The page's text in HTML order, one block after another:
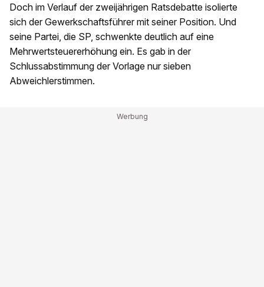
Doch im Verlauf der zweijährigen Ratsdebatte isolierte
sich der Gewerkschaftsführer mit seiner Position. Und
seine Partei, die SP, schwenkte deutlich auf eine
Mehrwertsteuererhöhung ein. Es gab in der
Schlussabstimmung der Vorlage nur sieben
Abweichlerstimmen.